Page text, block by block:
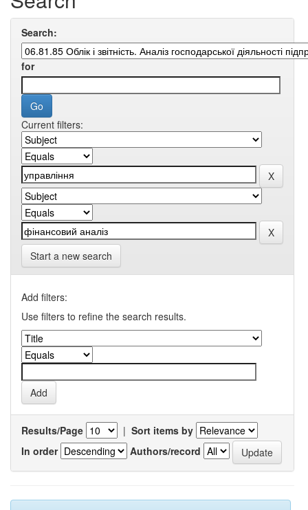
Search:
for
Current filters:
Start a new search
Add filters:
Use filters to refine the search results.
Results/Page | Sort items by
In order
Authors/record